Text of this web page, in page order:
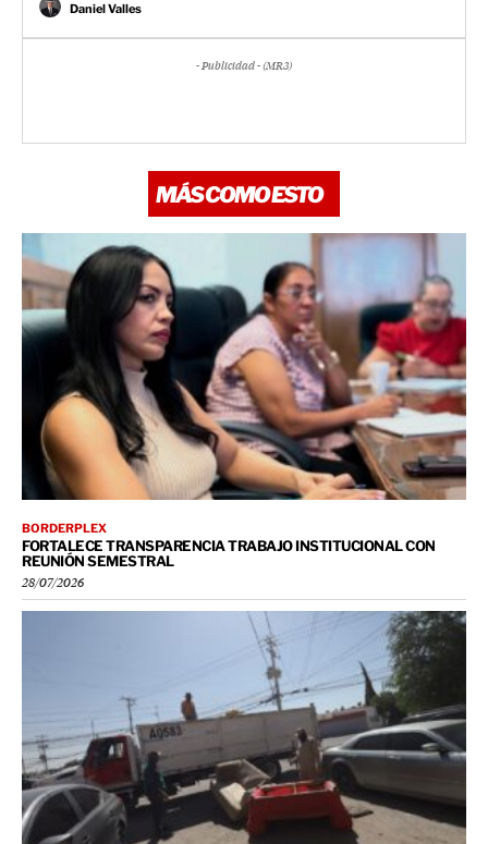
Daniel Valles
- Publicidad - (MR3)
MÁS COMO ESTO
BORDERPLEX
FORTALECE TRANSPARENCIA TRABAJO INSTITUCIONAL CON
REUNIÓN SEMESTRAL
28/07/2026